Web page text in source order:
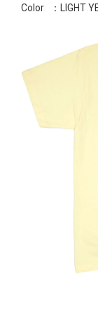
Color
：LIGHT